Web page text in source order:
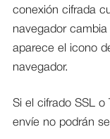
conexión cifrada
navegador
aparece el icono
navegador.
Si el cifrado SSL
envíe no podrán